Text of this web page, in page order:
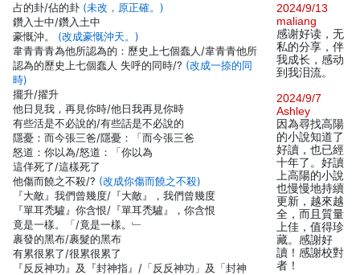
占的卦/佔的卦 (未改，原正確。)
鑽入士中/鑽入土中
豪慨沖。 (改成豪慨沖天。)
韋青青青為他所認為的：歷史上七個蠢人/韋青青他所
認為的歷史上七個蠢人 失呼的同時/? (改成一捺的同
時)
擺升/擢升
他日見我，再見你時/他日我再見你時
有些活是不必說的/有些話是不必說的
隱憂：而今張三爸/隱憂：「而今張三爸
怒道：你以為/怒道：「你以為
這佯死了/這樣死了
他傷而饒之不殺/? (改成你傷而饒之不殺)
『大敵』我們曾幾度/『大敵』，我們曾幾度
『單耳禿驢』你含恨/『單耳禿驢』，你含恨
竟是一樣。「/竟是一樣。﹂
裹發的黑布/裹髮的黑布
有累很累了/很累很累了
『反反神功』及『封神指』/「反反神功」及「封神
2024/9/13
maliang
感谢好读，无
私的分享，伴
我成长，感动
到我泪流。
2024/9/7
Ashley
因為尋找高陽
的小說知道了
好讀，也已經
十年了。好讀
上高陽的小說
也慢慢地持續
更新，越來越
全，而且質量
上佳，值得珍
藏。感謝好
讀！感謝校對
者！